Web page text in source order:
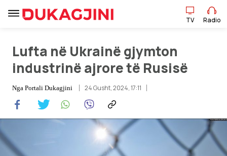
TV Radio
Lufta në Ukrainë gjymton
industrinë ajrore të Rusisë
Nga Portali Dukagjini 24 Gusht, 2024, 17:11